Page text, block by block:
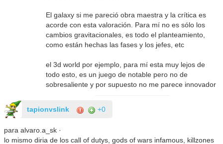
El galaxy si me pareció obra maestra y la crítica es
acorde con esta valoración. Para mí no es sólo los
cambios gravitacionales, es todo el planteamiento,
como están hechas las fases y los jefes, etc
el 3d world por ejemplo, para mí esta muy lejos de
todo esto, es un juego de notable pero no de
sobresaliente y por supuesto no me parece innovador
tapionvslink +0
para alvaro.a_sk ·
lo mismo diria de los call of dutys, gods of wars infamous, killzones